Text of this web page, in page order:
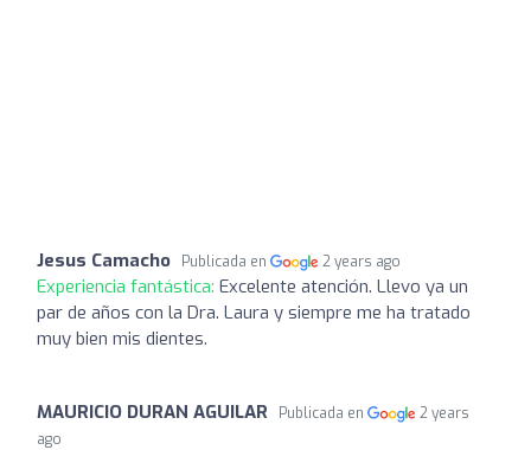
Jesus Camacho Publicada en 2 years ago
Experiencia fantástica: Excelente atención. Llevo ya un
par de años con la Dra. Laura y siempre me ha tratado
muy bien mis dientes.
MAURICIO DURAN AGUILAR Publicada en
2 years
ago